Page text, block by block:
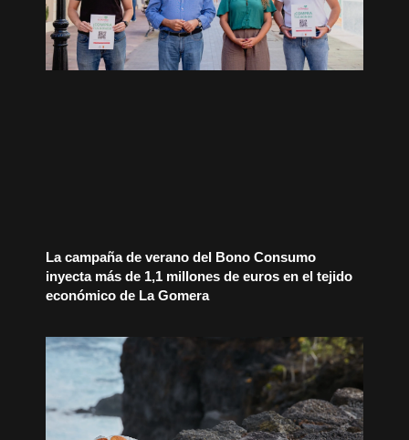
La campaña de verano del Bono Consumo
inyecta más de 1,1 millones de euros en el tejido
económico de La Gomera